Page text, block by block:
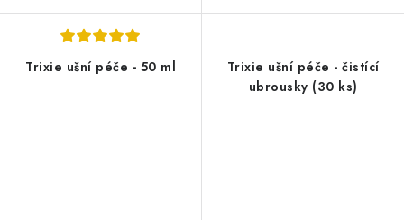
Trixie ušní péče - 50 ml
Trixie ušní péče - čistící
ubrousky (30 ks)